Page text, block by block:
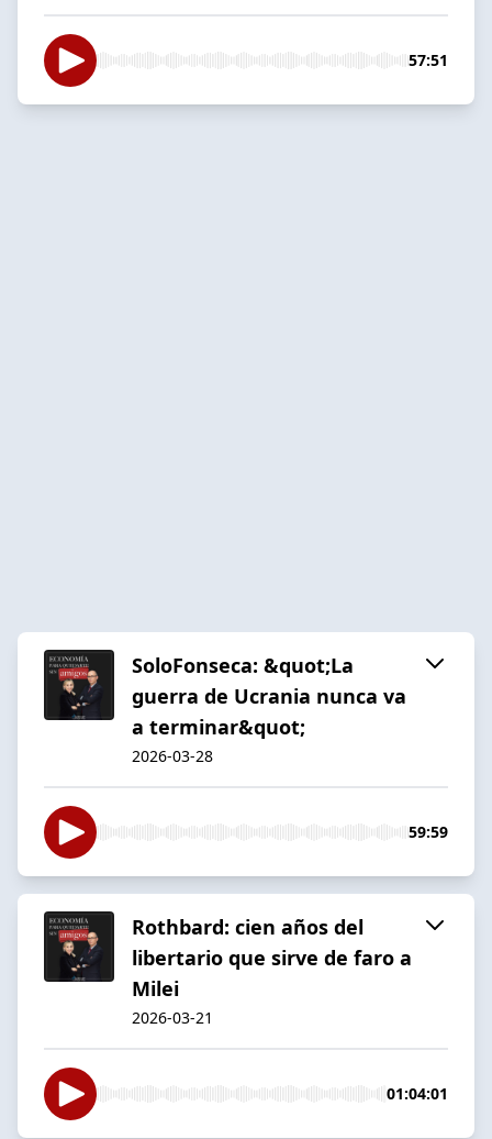
57:51
SoloFonseca: &quot;La
guerra de Ucrania nunca va
a terminar&quot;
2026-03-28
59:59
Rothbard: cien años del
libertario que sirve de faro a
Milei
2026-03-21
01:04:01